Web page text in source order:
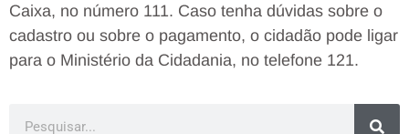
Caixa, no número 111. Caso tenha dúvidas sobre o
cadastro ou sobre o pagamento, o cidadão pode ligar
para o Ministério da Cidadania, no telefone 121.